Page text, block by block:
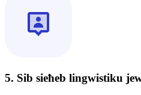
5. Sib sieħeb lingwistiku